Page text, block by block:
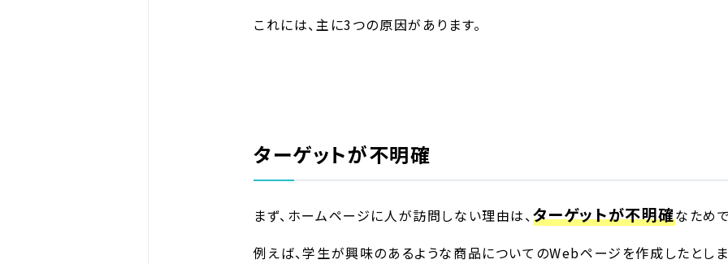
これには、主に3つの原因があります。
ターゲットが不明確
まず、ホームページに人が訪問しない理由は、ターゲットが不明確なため
例えば、学生が興味のあるような商品についてのWebページを作成したとしま